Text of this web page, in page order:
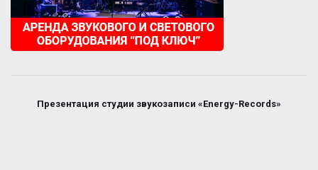
Презентация студии звукозаписи «Energy-Records»